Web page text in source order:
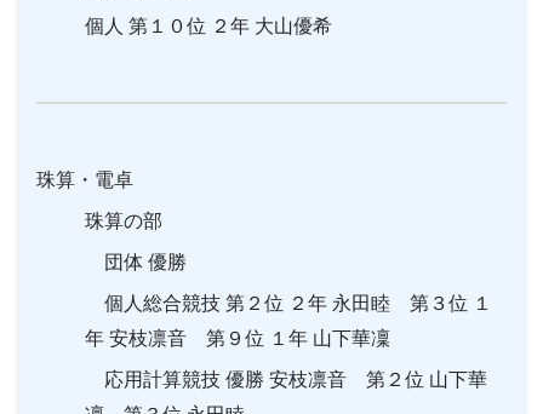
個人 第１０位 ２年 大山優希
珠算・電卓
珠算の部
団体 優勝
個人総合競技 第２位 ２年 永田睦 第３位 １
年 安枝凛音 第９位 １年 山下華凜
応用計算競技 優勝 安枝凛音 第２位 山下華